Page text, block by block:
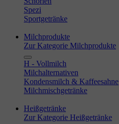
Spezi
Sportgetränke
Milchprodukte
Zur Kategorie Milchprodukte
H - Vollmilch
Milchalternativen
Kondensmilch & Kaffeesahne
Milchmischgetränke
Heißgetränke
Zur Kategorie Heißgetränke